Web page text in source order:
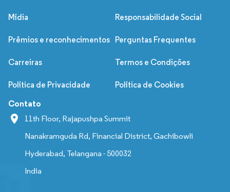
Mídia Responsabilidade Social
Prêmios e reconhecimentos Perguntas Frequentes
Carreiras Termos e Condições
Política de Privacidade Política de Cookies
Contato
11th Floor, Rajapushpa Summit
Nanakramguda Rd, Financial District, Gachibowli
Hyderabad, Telangana - 500032
India